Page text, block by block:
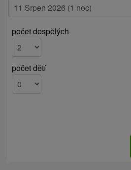
počet dospělých
počet dětí